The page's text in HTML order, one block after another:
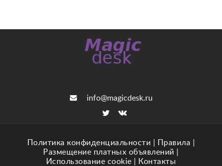
info@magicdesk.ru
Политика конфиденциальности Правила
Размещение платных объявлений
Использование cookie
Контакты